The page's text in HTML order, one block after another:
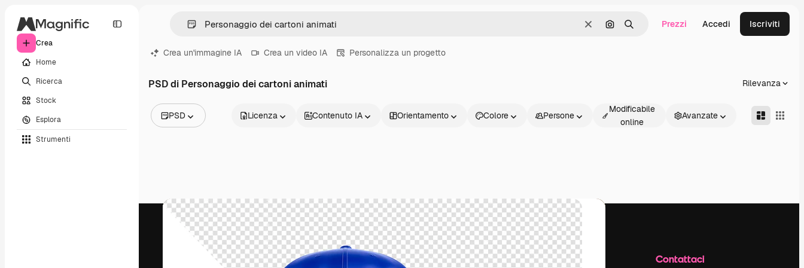
Crea
Home
Ricerca
Stock
Esplora
Strumenti
CancellaCerca per immagine
Ricerca Prezzi Accedi Iscriviti
Crea un'immagine IA Crea un video IA Personalizza un progetto
PSD di Personaggio dei cartoni animati Rilevanza
PSD
Video
Clip video
Motion graphic
Modelli di video
Licenza Contenuto IA Orientamento Colore Persone
Modificabile
online
Avanzate
Prodotti Inizia Azienda Contattaci